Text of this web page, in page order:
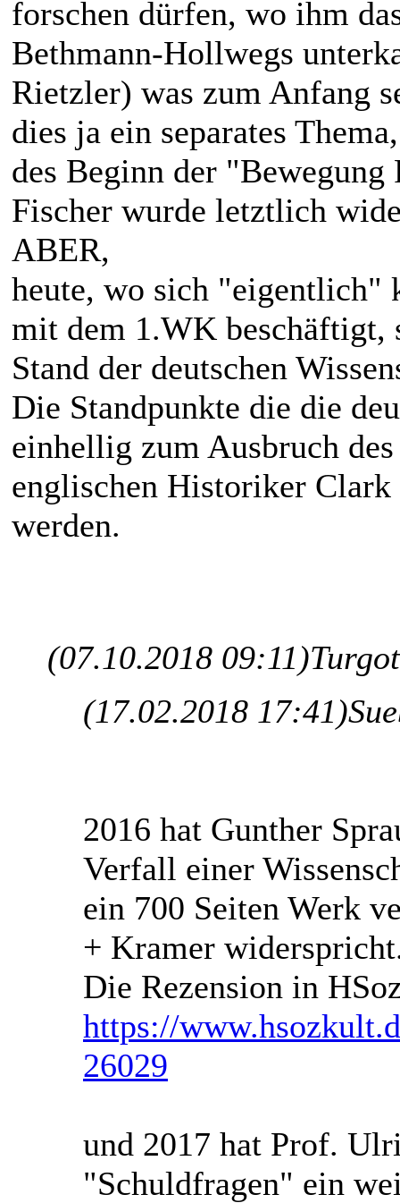
forschen dürfen, wo ihm
Bethmann-Hollwegs
Rietzler) was zum Anfang
dies ja ein separates
des Beginn der
Fischer wurde letztlich
ABER,
heute, wo sich "eigentlich"
mit dem 1.WK beschäftigt,
Stand der deutschen
Die Standpunkte die die
einhellig zum Ausbruch
englischen Historiker
werden.
(07.10.2018 09:11)
(17.02.2018 17:41)
2016 hat Gunther
Verfall einer
ein 700 Seiten Werk
+ Kramer
Die Rezension in
https://
26029
und 2017 hat Prof.
"Schuldfragen" ein